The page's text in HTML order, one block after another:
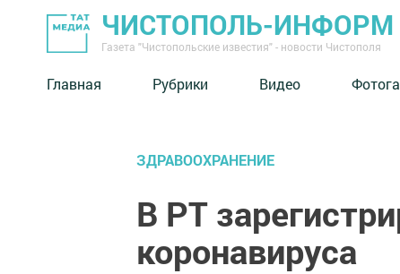
ЧИСТОПОЛЬ-ИНФОРМ
Газета "Чистопольские известия" - новости Чистополя
Главная Рубрики Видео
ЗДРАВООХРАНЕНИЕ
В РТ
коронавируса